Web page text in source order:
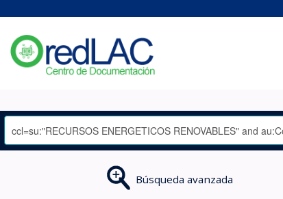
Búsqueda avanzada